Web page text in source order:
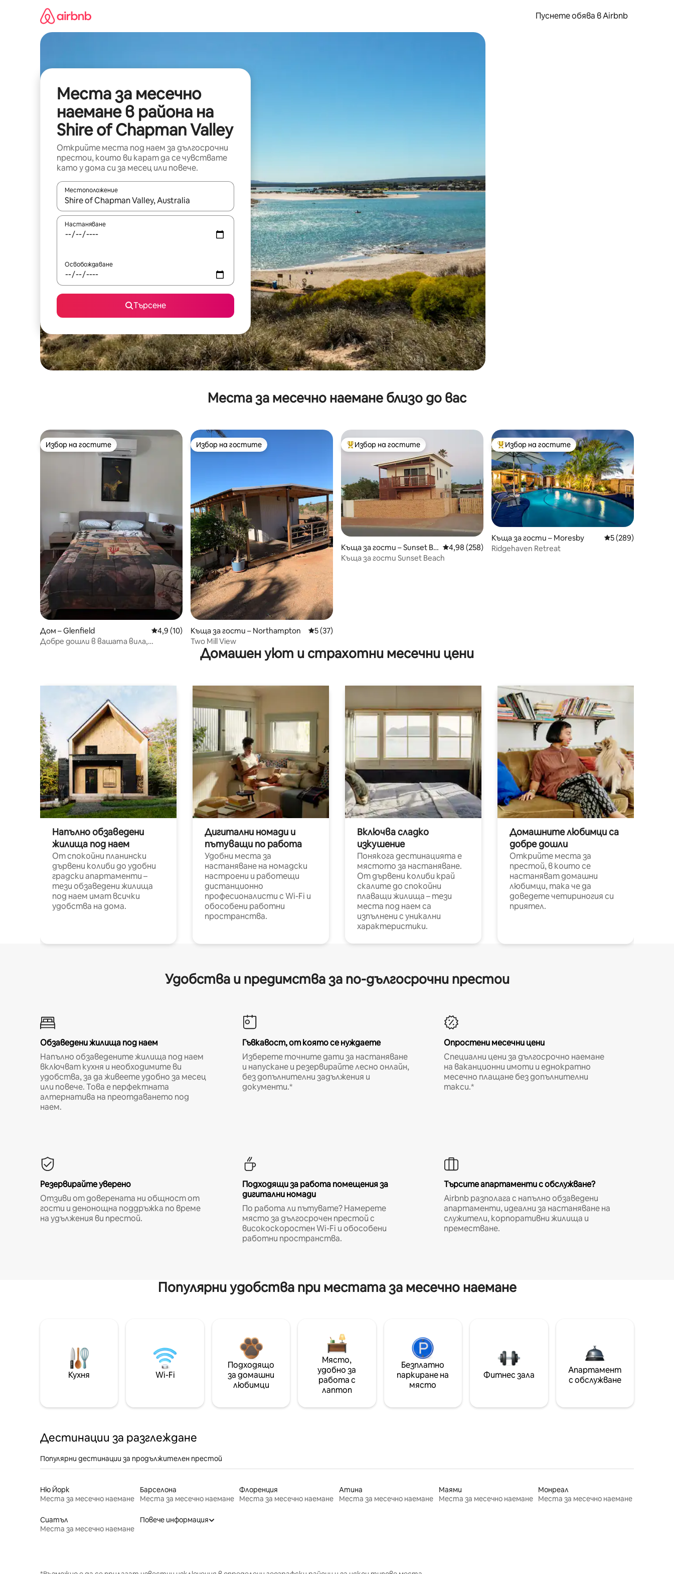
съдържанието
Пуснете обява в Airbnb
Места за месечно
наемане в района на
Shire of Chapman Valley
Открийте места под наем за дългосрочни
престои, които ви карат да се чувствате
като у дома си за месец или повече.
Местоположение
Когато резултатите се покажат, използвайте клавишите със стрелки нагоре и надолу или навигирайте с докосване или плъзгане.
Настаняване
Освобождаване
Търсене
Места за месечно наемане близо до вас
Избор на гостите
Избор на гостите
Дом – Glenfield Средна оценка: 4,9 от 5, 10 отзива
4,9 (10)
Добре дошли в вашата вила,
Избор на гостите
Избор на гостите
Къща за гости – Northampton Средна оценка: 5 от 5, 37 отзива
5 (37)
Two Mill View
Най-популярен избор на гостите
Избор на гостите
Къща за гости – Sunset Be
ach
Средна оценка: 4,98 от 5, 258 отзива
4,98 (258)
Къща за гости Sunset Beach
Най-популярен избор на гостите
Избор на гостите
Къща за гости – Moresby Средна оценка: 5
5 (289)
Ridgehaven Retreat
Домашен уют и страхотни месечни цени
Напълно обзаведени
жилища под наем
От спокойни планински
дървени колиби до удобни
градски апартаменти –
тези обзаведени жилища
под наем имат всички
удобства на дома.
Дигитални номади и
пътуващи по работа
Удобни места за
настаняване на номадски
настроени и работещи
дистанционно
професионалисти с Wi-Fi и
обособени работни
пространства.
Включва сладко
изкушение
Понякога дестинацията е
мястото за настаняване.
От дървени колиби край
скалите до спокойни
плаващи жилища – тези
места под наем са
изпълнени с уникални
характеристики.
Домашните любимци са
добре дошли
Открийте места за
престой, в които се
настаняват домашни
любимци, така че да
доведете четириногия си
приятел.
Удобства и предимства за по-дългосрочни престои
Обзаведени жилища под наем
Напълно обзаведените жилища под наем
включват кухня и необходимите ви
удобства, за да живеете удобно за месец
или повече. Това е перфектната
алтернатива на преотдаването под
наем.
Гъвкавост, от която се нуждаете
Изберете точните дати за настаняване
и напускане и резервирайте лесно онлайн,
без допълнителни задължения и
документи.*
Опростени месечни цени
Специални цени за дългосрочно наемане
на ваканционни имоти и еднократно
месечно плащане без допълнителни
такси.*
Резервирайте уверено
Отзиви от доверената ни общност от
гости и денонощна поддръжка по време
на удължения ви престой.
Подходящи за работа помещения за
дигитални номади
По работа ли пътувате? Намерете
място за дългосрочен престой с
високоскоростен Wi-Fi и обособени
работни пространства.
Търсите апартаменти с обслужване?
Airbnb разполага с напълно обзаведени
апартаменти, идеални за настаняване на
служители, корпоративни жилища и
преместване.
Популярни удобства при местата за месечно наемане
Кухня Wi-Fi
Подходящо
за домашни
любимци
Място,
удобно за
работа с
лаптоп
Безплатно
паркиране на
място
Фитнес зала
Апартамент
с обслужване
Дестинации за разглеждане
Популярни дестинации за продължителен престой
Ню Йорк
Места за месечно наемане
Барселона
Места за месечно наемане
Флоренция
Места за месечно наемане
Атина
Места за месечно наемане
Маями
Места за месечно наемане
Монреал
Места за месечно наемане
Сиатъл
Места за месечно наемане
Повече информация